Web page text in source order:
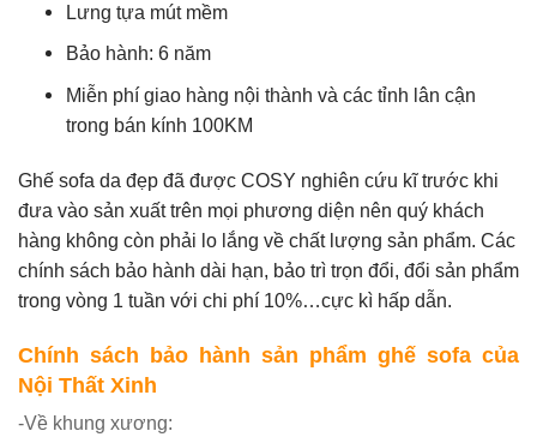
Lưng tựa mút mềm
Bảo hành: 6 năm
Miễn phí giao hàng nội thành và các tỉnh lân cận
trong bán kính 100KM
Ghế sofa da đẹp đã được COSY nghiên cứu kĩ trước khi
đưa vào sản xuất trên mọi phương diện nên quý khách
hàng không còn phải lo lắng về chất lượng sản phẩm. Các
chính sách bảo hành dài hạn, bảo trì trọn đổi, đổi sản phẩm
trong vòng 1 tuần với chi phí 10%…cực kì hấp dẫn.
Chính sách bảo hành sản phẩm ghế sofa của
Nội Thất Xinh
-Về khung xương: